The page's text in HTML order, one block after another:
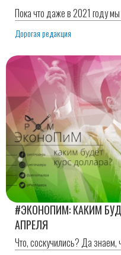
Пока что даже в 2021 году
Дорогая редакция
#ЭКОНОПИМ: КАКИМ
АПРЕЛЯ
Что, соскучились? Да знаем,